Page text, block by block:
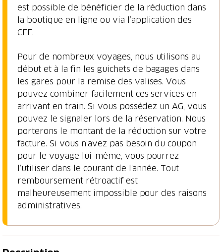
est possible de bénéficier de la réduction dans
la boutique en ligne ou via l’application des
CFF.
Pour de nombreux voyages, nous utilisons au
début et à la fin les guichets de bagages dans
les gares pour la remise des valises. Vous
pouvez combiner facilement ces services en
arrivant en train. Si vous possédez un AG, vous
pouvez le signaler lors de la réservation. Nous
porterons le montant de la réduction sur votre
facture. Si vous n’avez pas besoin du coupon
pour le voyage lui-même, vous pourrez
l’utiliser dans le courant de l’année. Tout
remboursement rétroactif est
malheureusement impossible pour des raisons
administratives.